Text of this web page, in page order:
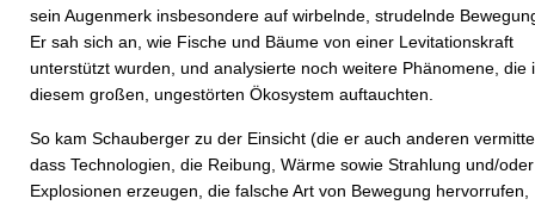
sein Augenmerk insbesondere auf wirbelnde, strudelnde
Er sah sich an, wie Fische und Bäume von einer Levitationskraft
unterstützt wurden, und analysierte noch weitere Phänomene, die
diesem großen, ungestörten Ökosystem auftauchten.
So kam Schauberger zu der Einsicht (die er auch anderen
dass Technologien, die Reibung, Wärme sowie Strahlung und/oder
Explosionen erzeugen, die falsche Art von Bewegung hervorrufen,